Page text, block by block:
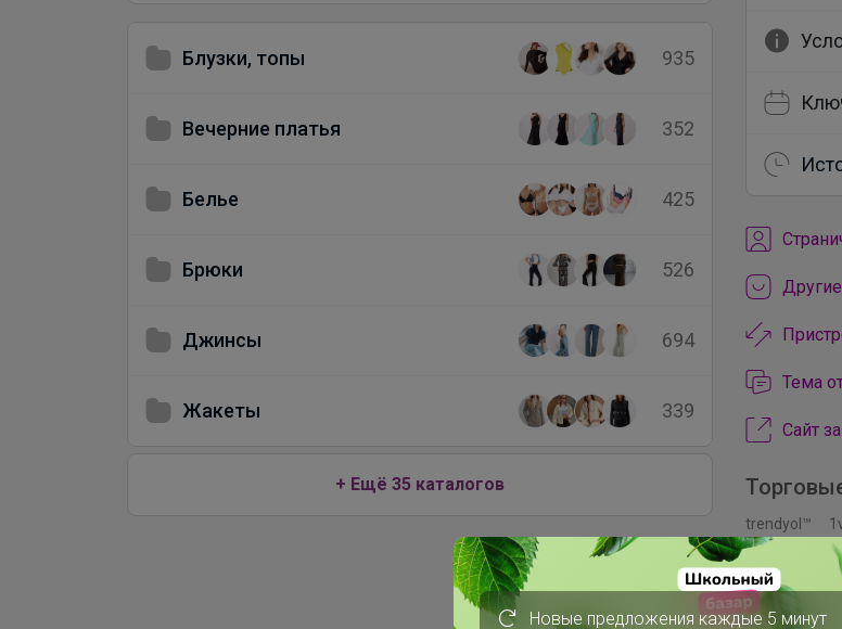
Блузки, топы 935
Вечерние платья 352
Белье 425
Брюки 526
Джинсы 694
Жакеты 339
+ Ещё 35 каталогов
Тема
Сайт
trendyol™
Cotton
Y-London™
Bambi™
Новые предложения каждые 5 минут